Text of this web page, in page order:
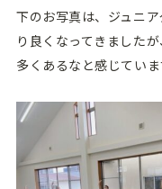
下のお写真は、ジュニ
り良くなってきました
多くあるなと感じてい